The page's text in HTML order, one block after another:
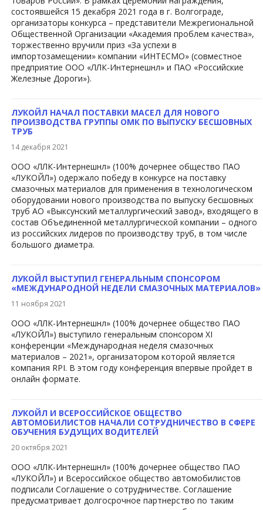
состоявшейся 15 декабря 2021 года в г. Волгограде,
организаторы конкурса – представители Межрегиональной
Общественной Организации «Академия проблем качества»,
торжественно вручили приз «За успехи в
импортозамещении» компании «ИНТЕСМО» (совместное
предприятие ООО «ЛЛК-Интернешнл» и ПАО «Российские
Железные Дороги»).
ЛУКОЙЛ НАЧАЛ ПОСТАВКИ МАСЕЛ ДЛЯ НОВОГО
ПРОИЗВОДСТВА ГРУППЫ ОМК ПО ВЫПУСКУ БЕСШОВНЫХ
ТРУБ
14 декабря 2021
ООО «ЛЛК-Интернешнл» (100% дочернее общество ПАО
«ЛУКОЙЛ») одержало победу в конкурсе на поставку
смазочных материалов для применения в технологическом
оборудовании нового производства по выпуску бесшовных
труб АО «Выксунский металлургический завод», входящего в
состав Объединенной металлургической компании – одного
из российских лидеров по производству труб, в том числе
большого диаметра.
ЛУКОЙЛ ВЫСТУПИЛ ГЕНЕРАЛЬНЫМ СПОНСОРОМ
«МЕЖДУНАРОДНОЙ НЕДЕЛИ СМАЗОЧНЫХ МАТЕРИАЛОВ»
11 ноября 2021
​ООО «ЛЛК-Интернешнл» (100% дочернее общество ПАО
«ЛУКОЙЛ») выступило генеральным спонсором XI
конференции «Международная неделя смазочных
материалов – 2021», организатором которой является
компания RPI. В этом году конференция впервые пройдет в
онлайн формате.
ЛУКОЙЛ И ВСЕРОССИЙСКОЕ ОБЩЕСТВО
АВТОМОБИЛИСТОВ НАЧАЛИ СОТРУДНИЧЕСТВО В СФЕРЕ
ОБУЧЕНИЯ БУДУЩИХ ВОДИТЕЛЕЙ
20 октября 2021
​ООО «ЛЛК-Интернешнл» (100% дочернее общество ПАО
«ЛУКОЙЛ») и Всероссийское общество автомобилистов
подписали Соглашение о сотрудничестве. Соглашение
предусматривает долгосрочное партнерство по таким